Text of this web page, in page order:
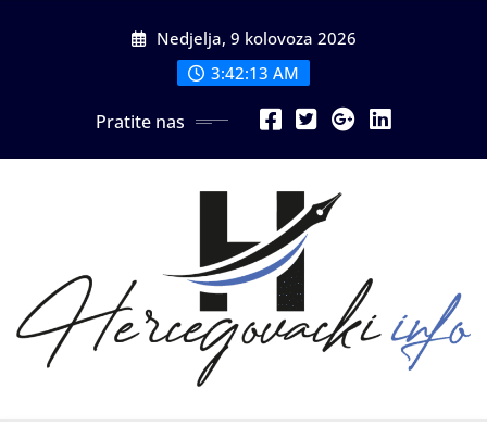
Nedjelja, 9 kolovoza 2026
3:42:15 AM
Pratite nas